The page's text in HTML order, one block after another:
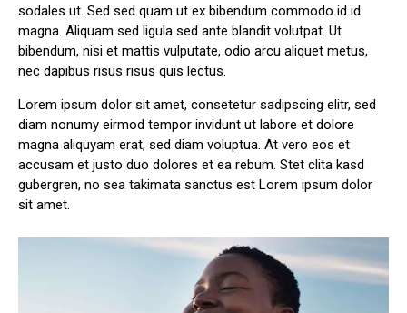
sodales ut. Sed sed quam ut ex bibendum commodo id id
magna. Aliquam sed ligula sed ante blandit volutpat. Ut
bibendum, nisi et mattis vulputate, odio arcu aliquet metus,
nec dapibus risus risus quis lectus.
Lorem ipsum dolor sit amet, consetetur sadipscing elitr, sed
diam nonumy eirmod tempor invidunt ut labore et dolore
magna aliquyam erat, sed diam voluptua. At vero eos et
accusam et justo duo dolores et ea rebum. Stet clita kasd
gubergren, no sea takimata sanctus est Lorem ipsum dolor
sit amet.